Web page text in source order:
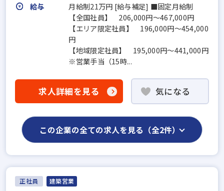
給与
月給制21万円 [給与補足] ■固定月給制
【全国社員】 206,000円～467,000円
【エリア限定社員】 196,000円～454,000
円
【地域限定社員】 195,000円～441,000円
※営業手当（15時...
求人詳細を見る 気になる
この企業の全ての求人を見る（全2件）
正社員 建築営業